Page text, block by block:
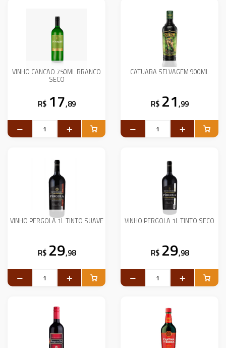
VINHO CANCAO 750ML BRANCO
SECO
R$ 17,89
CATUABA SELVAGEM 900ML
R$ 21,99
VINHO PERGOLA 1L TINTO SUAVE
R$ 29,98
VINHO PERGOLA 1L TINTO SECO
R$ 29,98